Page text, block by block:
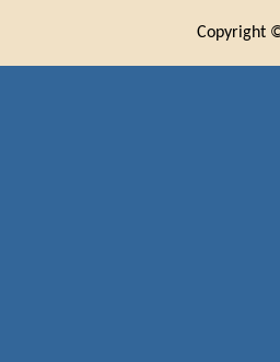
Copyright